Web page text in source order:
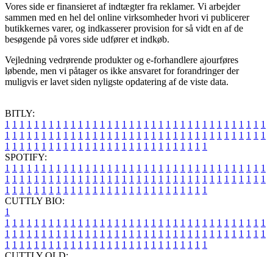
Vores side er finansieret af indtægter fra reklamer. Vi arbejder
sammen med en hel del online virksomheder hvori vi publicerer
butikkernes varer, og indkasserer provision for så vidt en af de
besøgende på vores side udfører et indkøb.
Vejledning vedrørende produkter og e-forhandlere ajourføres
løbende, men vi påtager os ikke ansvaret for forandringer der
muligvis er lavet siden nyligste opdatering af de viste data.
BITLY:
1 1 1 1 1 1 1 1 1 1 1 1 1 1 1 1 1 1 1 1 1 1 1 1 1 1 1 1 1 1 1 1 1 1 1 1
1 1 1 1 1 1 1 1 1 1 1 1 1 1 1 1 1 1 1 1 1 1 1 1 1 1 1 1 1 1 1 1 1 1 1 1
1 1 1 1 1 1 1 1 1 1 1 1 1 1 1 1 1 1 1 1 1 1 1 1 1 1 1 1
SPOTIFY:
1 1 1 1 1 1 1 1 1 1 1 1 1 1 1 1 1 1 1 1 1 1 1 1 1 1 1 1 1 1 1 1 1 1 1 1
1 1 1 1 1 1 1 1 1 1 1 1 1 1 1 1 1 1 1 1 1 1 1 1 1 1 1 1 1 1 1 1 1 1 1 1
1 1 1 1 1 1 1 1 1 1 1 1 1 1 1 1 1 1 1 1 1 1 1 1 1 1 1 1
CUTTLY BIO:
1
1 1 1 1 1 1 1 1 1 1 1 1 1 1 1 1 1 1 1 1 1 1 1 1 1 1 1 1 1 1 1 1 1 1 1 1
1 1 1 1 1 1 1 1 1 1 1 1 1 1 1 1 1 1 1 1 1 1 1 1 1 1 1 1 1 1 1 1 1 1 1 1
1 1 1 1 1 1 1 1 1 1 1 1 1 1 1 1 1 1 1 1 1 1 1 1 1 1 1 1